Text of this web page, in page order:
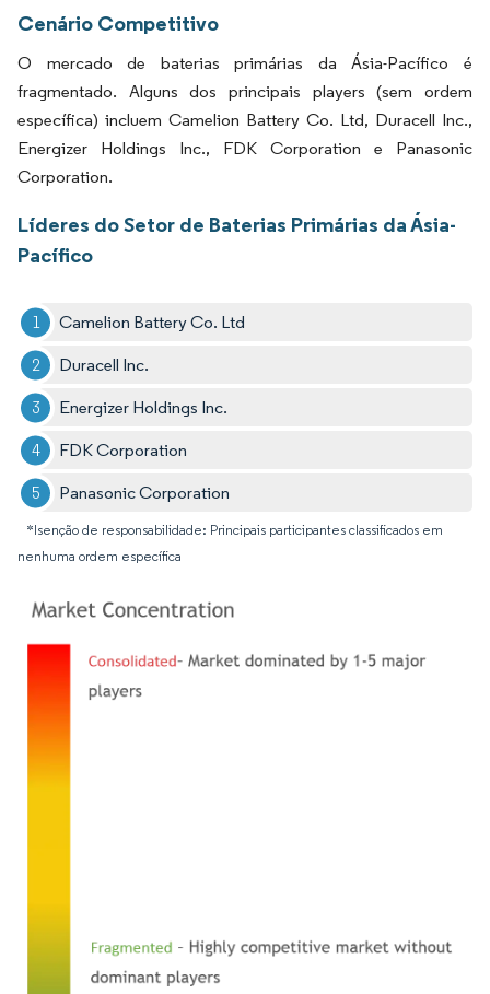
Cenário Competitivo
O mercado de baterias primárias da Ásia-Pacífico é
fragmentado. Alguns dos principais players (sem ordem
específica) incluem Camelion Battery Co. Ltd, Duracell Inc.,
Energizer Holdings Inc., FDK Corporation e Panasonic
Corporation.
Líderes do Setor de Baterias Primárias da Ásia-
Pacífico
Camelion Battery Co. Ltd
Duracell Inc.
Energizer Holdings Inc.
FDK Corporation
Panasonic Corporation
*Isenção de responsabilidade: Principais participantes classificados em
nenhuma ordem específica